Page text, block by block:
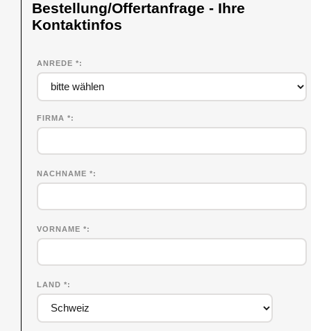
Bestellung/Offertanfrage - Ihre
Kontaktinfos
ANREDE *
FIRMA *
NACHNAME *
VORNAME *
LAND *